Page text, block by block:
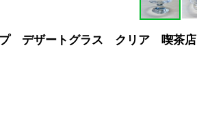
デザートグラス クリア 喫茶店